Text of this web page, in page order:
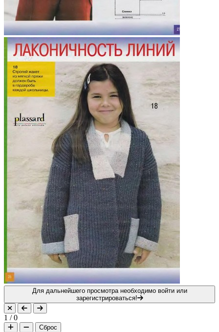
Для дальнейшего просмотра необходимо войти или
зарегистрироваться!
1 /0
Сброс